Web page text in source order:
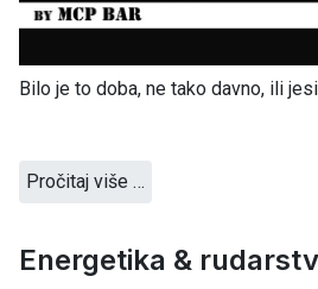
Bilo je to doba, ne tako davno, ili
Pročitaj više …
Energetika &